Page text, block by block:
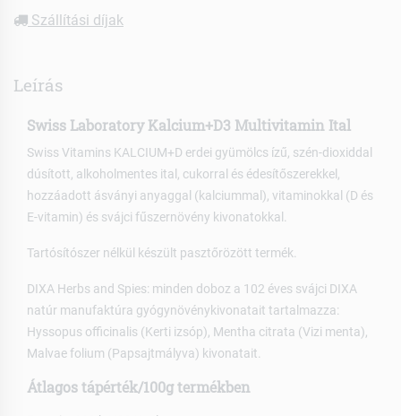
Szállítási díjak
Leírás
Swiss Laboratory Kalcium+D3 Multivitamin Ital
Swiss Vitamins KALCIUM+D erdei gyümölcs ízű, szén-dioxiddal
dúsított, alkoholmentes ital, cukorral és édesítőszerekkel,
hozzáadott ásványi anyaggal (kalciummal), vitaminokkal (D és
E-vitamin) és svájci fűszernövény kivonatokkal.
Tartósítószer nélkül készült pasztőrözött termék.
DIXA Herbs and Spies: minden doboz a 102 éves svájci DIXA
natúr manufaktúra gyógynövénykivonatait tartalmazza:
Hyssopus officinalis (Kerti izsóp), Mentha citrata (Vizi menta),
Malvae folium (Papsajtmályva) kivonatait.
Átlagos tápérték/100g termékben